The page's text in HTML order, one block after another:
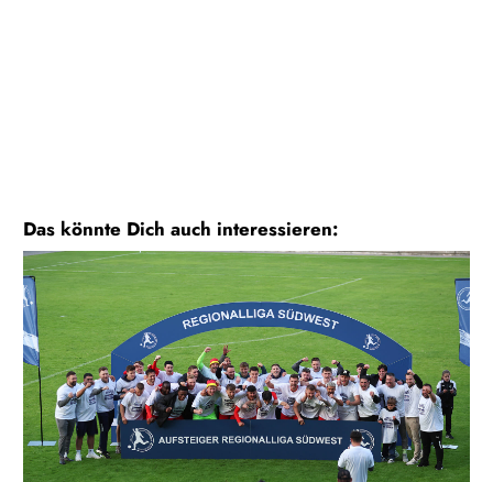
Das könnte Dich auch interessieren: